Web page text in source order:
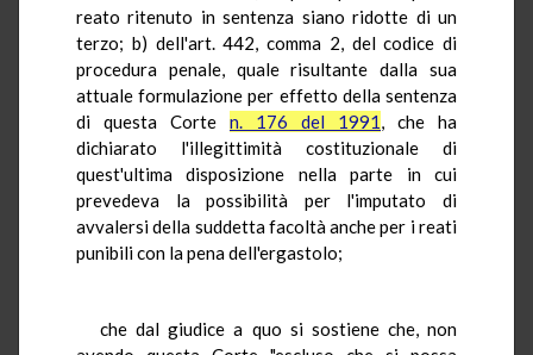
reato ritenuto in sentenza siano ridotte di un
terzo; b) dell'art. 442, comma 2, del codice di
procedura penale, quale risultante dalla sua
attuale formulazione per effetto della sentenza
di questa Corte n. 176 del 1991, che ha
dichiarato l'illegittimità costituzionale di
quest'ultima disposizione nella parte in cui
prevedeva la possibilità per l'imputato di
avvalersi della suddetta facoltà anche per i reati
punibili con la pena dell'ergastolo;
che dal giudice a quo si sostiene che, non